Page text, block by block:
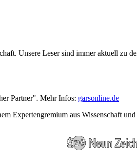
Unsere Leser sind immer aktuell zu
Partner". Mehr Infos: garsonline.de
Expertengremium aus Wissenschaft und